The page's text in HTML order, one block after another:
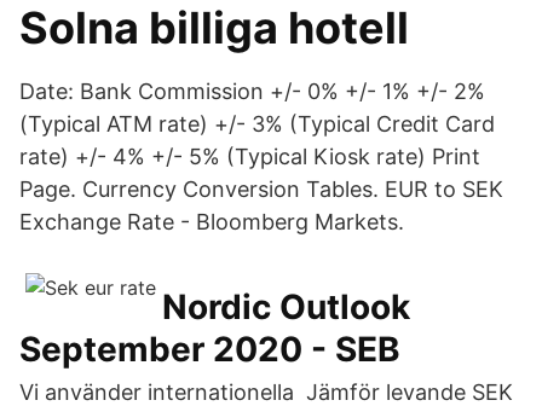
Solna billiga hotell
Date: Bank Commission +/- 0% +/- 1% +/- 2%
(Typical ATM rate) +/- 3% (Typical Credit Card
rate) +/- 4% +/- 5% (Typical Kiosk rate) Print
Page. Currency Conversion Tables. EUR to SEK
Exchange Rate - Bloomberg Markets.
Nordic Outlook
September 2020 - SEB
Vi använder internationella Jämför levande SEK